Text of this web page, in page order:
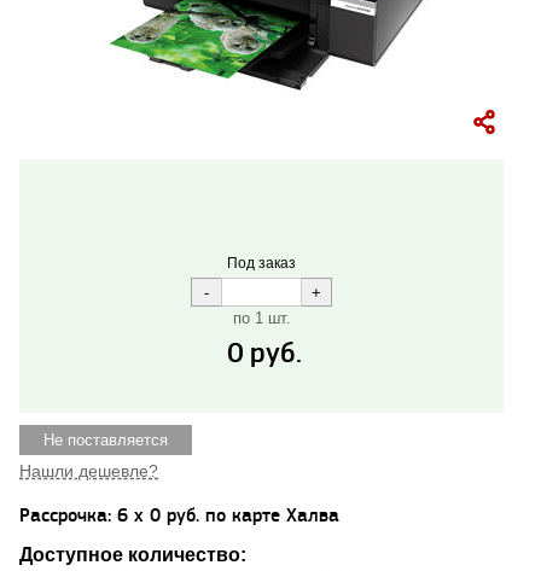
Под заказ
по 1 шт.
0 руб.
Не поставляется
Нашли дешевле?
Рассрочка: 6 x 0 руб. по карте Халва
Доступное количество: